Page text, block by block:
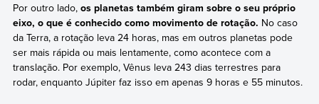
Por outro lado, os planetas também giram sobre o seu próprio
eixo, o que é conhecido como movimento de rotação. No caso
da Terra, a rotação leva 24 horas, mas em outros planetas pode
ser mais rápida ou mais lentamente, como acontece com a
translação. Por exemplo, Vênus leva 243 dias terrestres para
rodar, enquanto Júpiter faz isso em apenas 9 horas e 55 minutos.